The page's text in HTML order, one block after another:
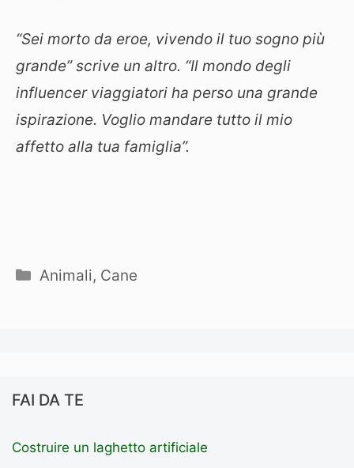
“Sei morto da eroe, vivendo il tuo sogno più
grande” scrive un altro. “Il mondo degli
influencer viaggiatori ha perso una grande
ispirazione. Voglio mandare tutto il mio
affetto alla tua famiglia”.
Categorie
Animali, Cane
FAI DA TE
Costruire un laghetto artificiale